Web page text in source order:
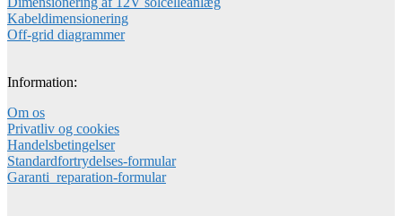
Kabeldimensionering
Off-grid diagrammer
Information:
Om os
Privatliv og cookies
Handelsbetingelser
Standardfortrydelses-formular
Garanti_reparation-formular